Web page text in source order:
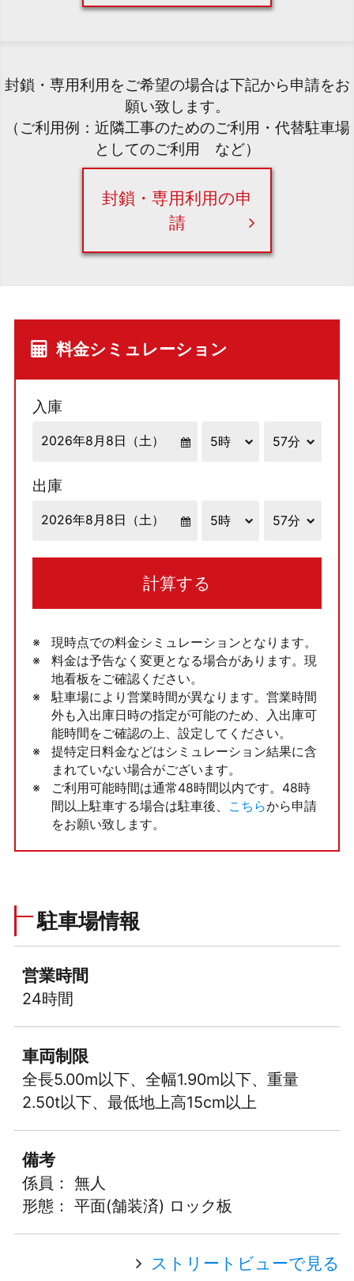
封鎖・専用利用をご希望の場合は下記から申請をお
願い致します。
（ご利用例：近隣工事のためのご利用・代替駐車場
としてのご利用 など）
封鎖・専用利用の申
請
料金シミュレーション
入庫
出庫
計算する
現時点での料金シミュレーションとなります。
料金は予告なく変更となる場合があります。現
地看板をご確認ください。
駐車場により営業時間が異なります。営業時間
外も入出庫日時の指定が可能のため、入出庫可
能時間をご確認の上、設定してください。
提特定日料金などはシミュレーション結果に含
まれていない場合がございます。
ご利用可能時間は通常48時間以内です。48時
間以上駐車する場合は駐車後、
こちらから申請
をお願い致します。
駐車場情報
営業時間
24時間
車両制限
全長5.00m以下、全幅1.90m以下、重量
2.50t以下、最低地上高15cm以上
備考
係員： 無人
形態： 平面(舗装済) ロック板
ストリートビューで見る